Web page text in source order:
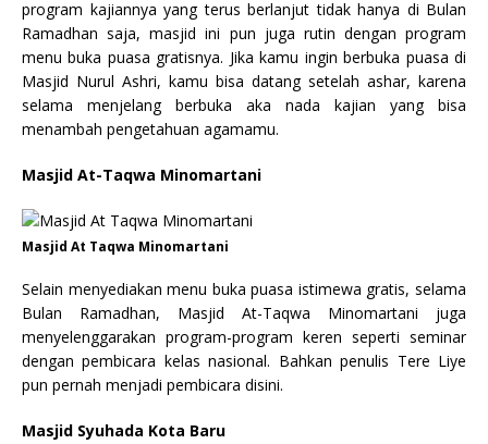
program kajiannya yang terus berlanjut tidak hanya di Bulan
Ramadhan saja, masjid ini pun juga rutin dengan program
menu buka puasa gratisnya. Jika kamu ingin berbuka puasa di
Masjid Nurul Ashri, kamu bisa datang setelah ashar, karena
selama menjelang berbuka aka nada kajian yang bisa
menambah pengetahuan agamamu.
Masjid At-Taqwa Minomartani
Masjid At Taqwa Minomartani
Selain menyediakan menu buka puasa istimewa gratis, selama
Bulan Ramadhan, Masjid At-Taqwa Minomartani juga
menyelenggarakan program-program keren seperti seminar
dengan pembicara kelas nasional. Bahkan penulis Tere Liye
pun pernah menjadi pembicara disini.
Masjid Syuhada Kota Baru